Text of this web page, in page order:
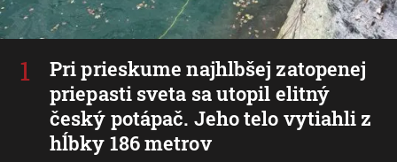
Pri prieskume najhlbšej zatopenej
priepasti sveta sa utopil elitný
český potápač. Jeho telo vytiahli z
hĺbky 186 metrov